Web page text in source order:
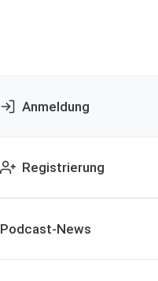
Anmeldung
Registrierung
Podcast-News